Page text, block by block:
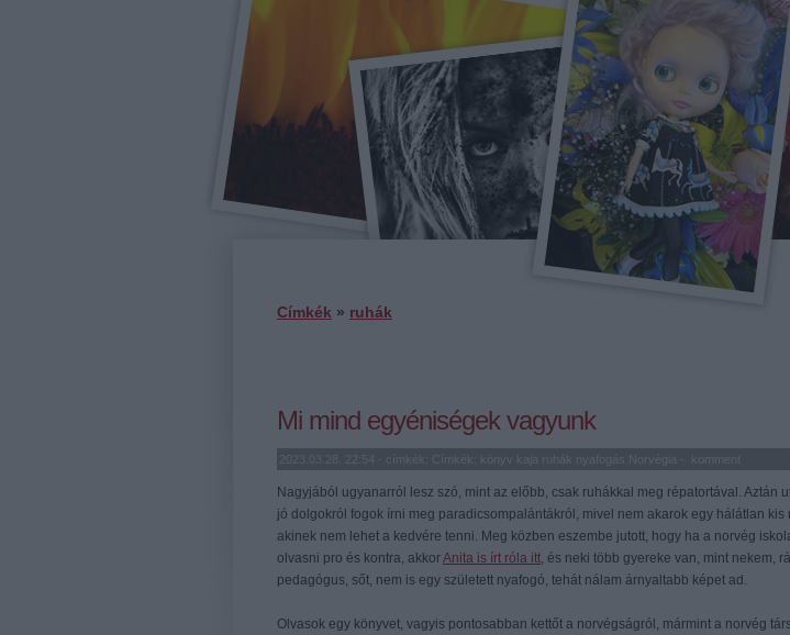
Címkék » ruhák
Mi mind egyéniségek vagyunk
2023.03.28. 22:54 - címkék: Címkék: nyafogás Norvégia
Nagyjából ugyanarról lesz szó, mint az előbb, csak ruhákkal meg répatortával. Aztán
jó dolgokról fogok írni meg paradicsompalántákról, mivel nem akarok egy hálátlan kis
akinek nem lehet a kedvére tenni. Meg közben eszembe jutott, hogy ha a norvég
olvasni pro és kontra, akkorAnita is írt róla itt, és neki több gyereke van, mint nekem,
pedagógus, sőt, nem is egy született nyafogó, tehát nálam árnyaltabb képet ad.
Olvasok egy könyvet, vagyis pontosabban kettőt a norvégságról, mármint a norvég